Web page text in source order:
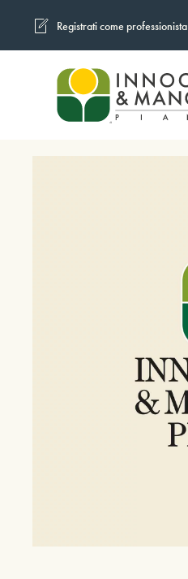
Skip to main content
Registrati come professionista